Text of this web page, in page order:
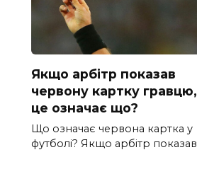
Якщо арбітр показав
червону картку гравцю,
це означає що?
Що означає червона картка у
футболі? Якщо арбітр показав